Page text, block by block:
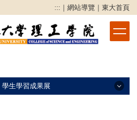
::: ｜ 網站導覽 ｜ 東大首頁
學生學習成果展